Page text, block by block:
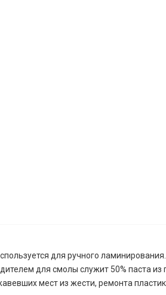
для ручного
для смолы служит 50% паста
мест из жести, ремонта